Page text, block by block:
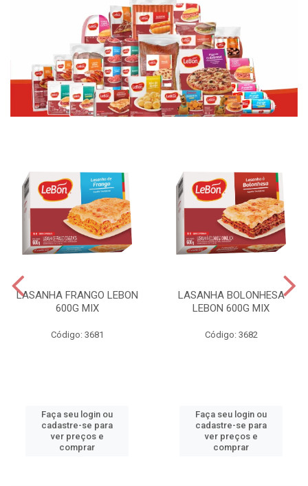
LASANHA FRANGO LEBON
600G MIX
Código: 3681
Faça seu login ou
cadastre-se para
ver preços e
comprar
LASANHA BOLONHESA
LEBON 600G MIX
Código: 3682
Faça seu login ou
cadastre-se para
ver preços e
comprar